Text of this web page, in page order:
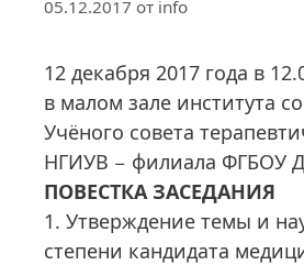
05.12.2017 от info
12 декабря 2017 года в
в малом зале института
Учёного совета
НГИУВ − филиала ФГБОУ
ПОВЕСТКА ЗАСЕДАНИЯ
1. Утверждение темы и
степени кандидата